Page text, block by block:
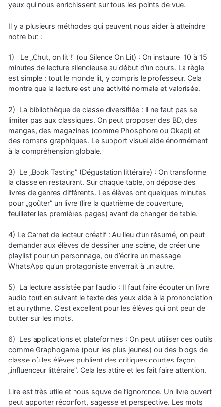
yeux qui nous enrichissent sur tous les points de vue.
Il y a plusieurs méthodes qui peuvent nous aider à atteindre
notre but :
1) Le „Chut, on lit !” (ou Silence On Lit) : On instaure 10 à 15
minutes de lecture silencieuse au début d’un cours. La règle
est simple : tout le monde lit, y compris le professeur. Cela
montre que la lecture est une activité normale et valorisée.
2) La bibliothèque de classe diversifiée : Il ne faut pas se
limiter pas aux classiques. On peut proposer des BD, des
mangas, des magazines (comme Phosphore ou Okapi) et
des romans graphiques. Le support visuel aide énormément
à la compréhension globale.
3) Le „Book Tasting” (Dégustation littéraire) : On transforme
la classe en restaurant. Sur chaque table, on dépose des
livres de genres différents. Les élèves ont quelques minutes
pour „goûter” un livre (lire la quatrième de couverture,
feuilleter les premières pages) avant de changer de table.
4) Le Carnet de lecteur créatif : Au lieu d’un résumé, on peut
demander aux élèves de dessiner une scène, de créer une
playlist pour un personnage, ou d’écrire un message
WhatsApp qu’un protagoniste enverrait à un autre.
5) La lecture assistée par l’audio : Il faut faire écouter un livre
audio tout en suivant le texte des yeux aide à la prononciation
et au rythme. C’est excellent pour les élèves qui ont peur de
butter sur les mots.
6) Les applications et plateformes : On peut utiliser des outils
comme Graphogame (pour les plus jeunes) ou des blogs de
classe où les élèves publient des critiques courtes façon
„influenceur littéraire”. Cela les attire et les fait faire attention.
Lire est très utile et nous squve de l’ignorqnce. Un livre ouvert
peut apporter réconfort, sagesse et perspective. Les mots